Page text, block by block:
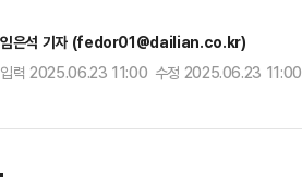
임은석 기자 (fedor01@dailian.co.kr)
입력 2025.06.23 11:00 수정 2025.06.23 11:00